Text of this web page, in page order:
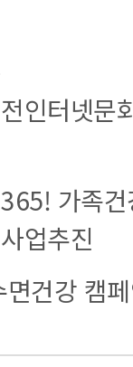
인터넷문
가족
업추진
건강 캠